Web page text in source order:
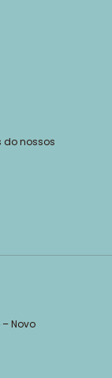
do nossos
Novo